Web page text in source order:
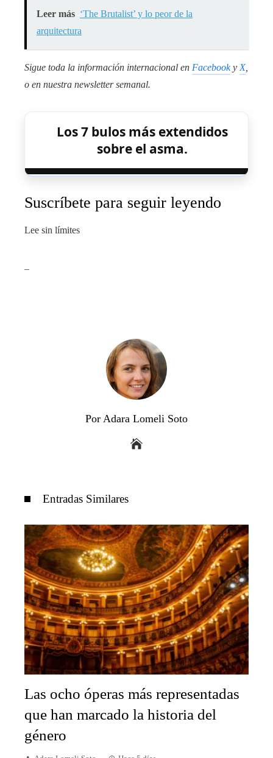
Leer más ‘The Brutalist’ y lo peor de la
arquitectura
Sigue toda la información internacional en FacebookyX,
o en nuestra newsletter semanal.
Los 7 bulos más extendidos
sobre el asma.
Suscríbete para seguir leyendo
Lee sin límites
Por Adara Lomeli Soto
Entradas Similares
Las ocho óperas más representadas
que han marcado la historia del
género